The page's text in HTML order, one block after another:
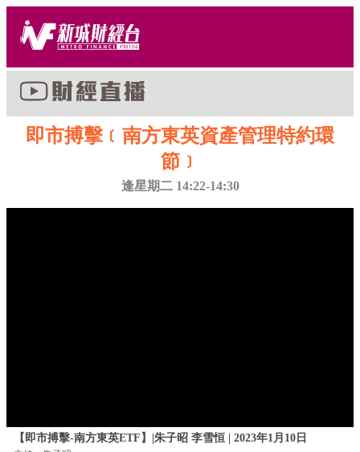
即市搏擊﹝南方東英資產管理特約環
節﹞
逢星期二 14:22-14:30
【即市搏擊-南方東英ETF】|朱子昭 李雪恒 | 2023年1月10日